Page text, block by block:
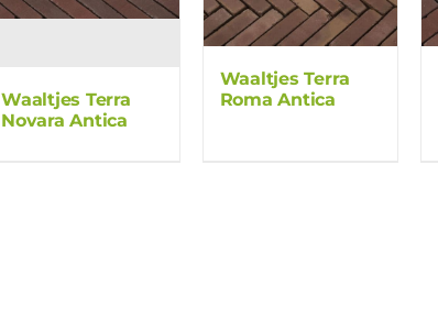
Waaltjes Terra
Novara Antica
Waaltjes Terra
Roma Antica